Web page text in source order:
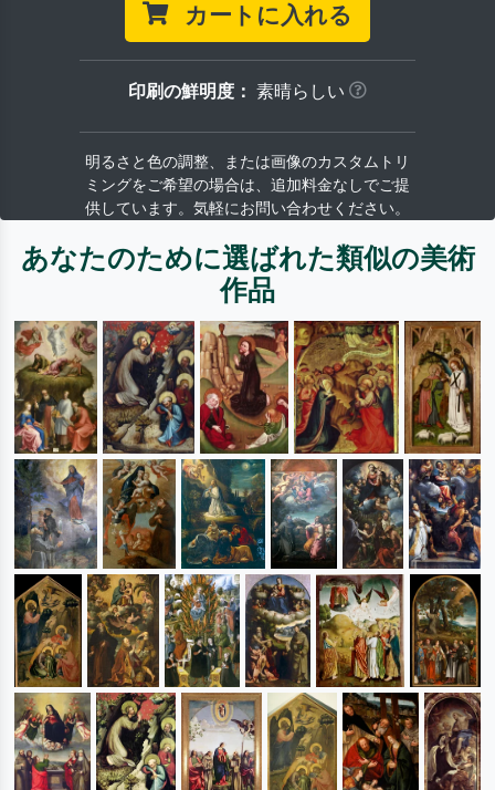
カートに入れる
印刷の鮮明度： 素晴らしい
明るさと色の調整、または画像のカスタムトリ
ミングをご希望の場合は、追加料金なしでご提
供しています。気軽にお問い合わせください。
あなたのために選ばれた類似の美術
作品